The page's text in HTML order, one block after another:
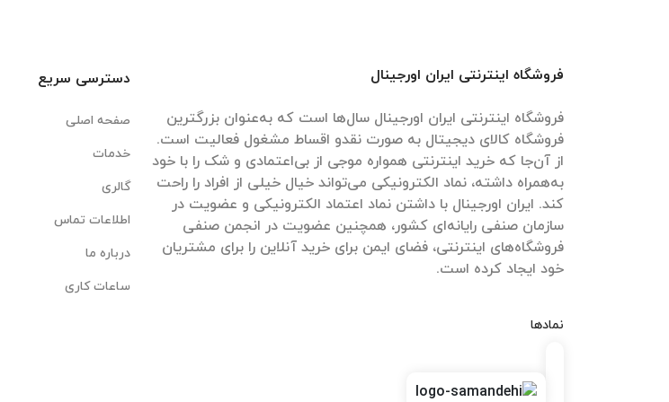
فروشگاه اینترنتی ایران اورجینال
فروشگاه اینترنتی ایران اورجینال سال‌ها است که به‌عنوان بزرگترین
فروشگاه کالای دیجیتال به صورت نقدو اقساط مشغول فعالیت است.
از آن‌جا که خرید اینترنتی همواره موجی از بی‌اعتمادی و شک را با خود
به‌همراه داشته، نماد الکترونیکی می‌تواند خیال خیلی از افراد را راحت
کند. ایران اورجینال با داشتن نماد اعتماد الکترونیکی و عضویت در
سازمان صنفی رایانه‌ای کشور، همچنین عضویت در انجمن صنفی
فروشگاه‌های اینترنتی، فضای ایمن برای خرید آنلاین را برای مشتریان
خود ایجاد کرده است.
نمادها
دسترسی سریع
صفحه اصلی
خدمات
گالری
اطلاعات تماس
درباره ما
ساعات کاری